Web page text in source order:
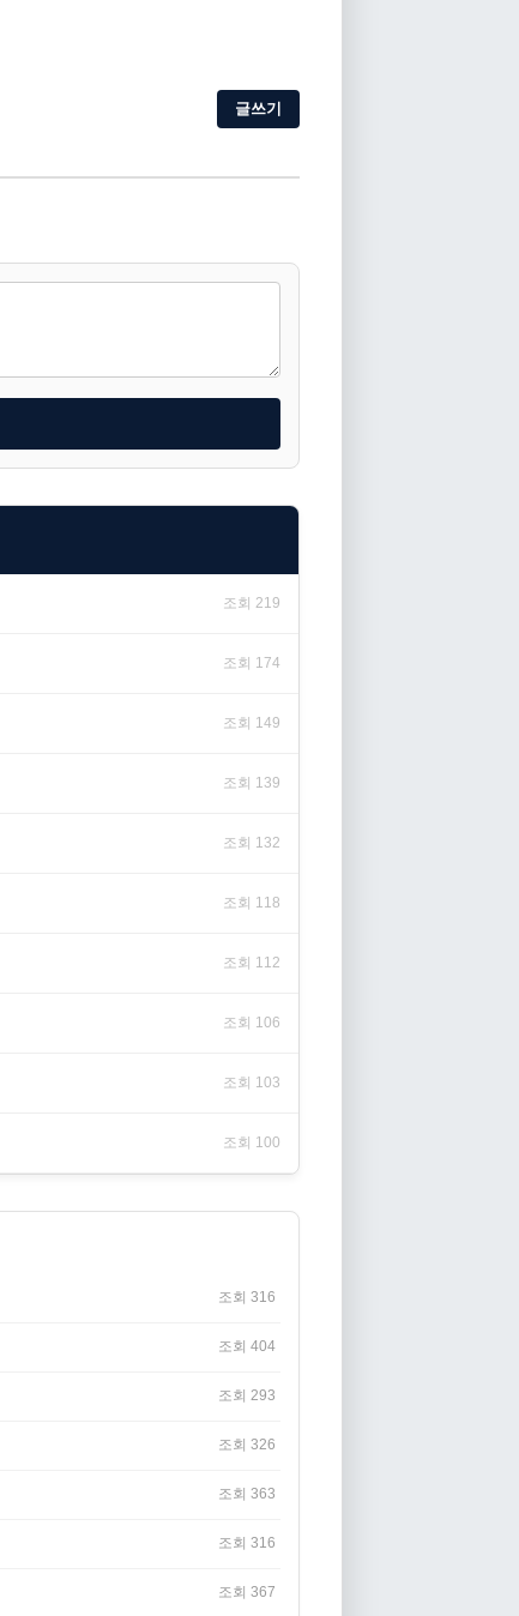
글쓰기
조회 219
조회 174
조회 149
조회 139
조회 132
조회 118
조회 112
조회 106
조회 103
조회 100
조회 316
조회 404
조회 293
조회 326
조회 363
조회 316
조회 367